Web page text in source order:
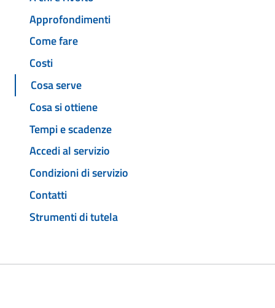
Approfondimenti
Come fare
Costi
Cosa serve
Cosa si ottiene
Tempi e scadenze
Accedi al servizio
Condizioni di servizio
Contatti
Strumenti di tutela